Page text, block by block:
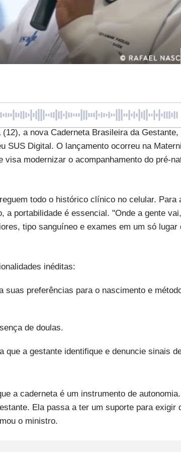
a nova Caderneta Brasileira da Gestante,
SUS Digital. O lançamento ocorreu na
modernizar o acompanhamento do pré-
todo o histórico clínico no celular. Para
a portabilidade é essencial. "Onde a gente
tipo sanguíneo e exames em um só lugar
inéditas:
suas preferências para o nascimento e
de doulas.
que a gestante identifique e denuncie sinais
a caderneta é um instrumento de
Ela passa a ter um suporte para exigir
o ministro.